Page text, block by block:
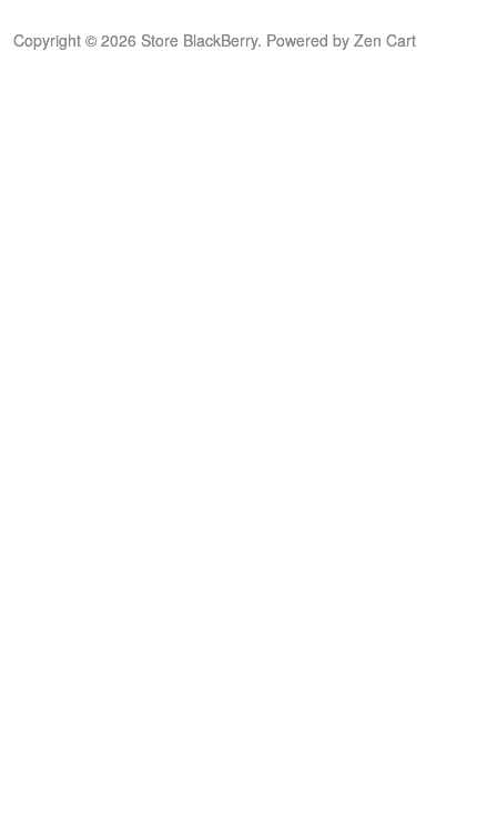
Copyright © 2026 Store BlackBerry. Powered by Zen Cart